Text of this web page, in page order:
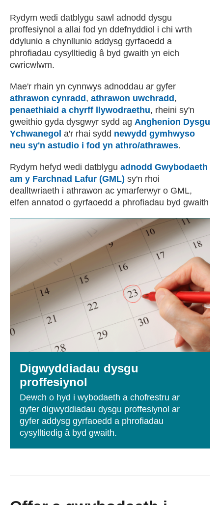
Rydym wedi datblygu sawl adnodd dysgu
proffesiynol a allai fod yn ddefnyddiol i chi wrth
ddylunio a chynllunio addysg gyrfaoedd a
phrofiadau cysylltiedig â byd gwaith yn eich
cwricwlwm.
Mae'r rhain yn cynnwys adnoddau ar gyfer
athrawon cynradd , athrawon uwchradd ,
penaethiaid a chyrff llywodraethu, rheini sy'n
gweithio gyda dysgwyr sydd ag Anghenion Dysgu
Ychwanegol a'r rhai sydd newydd gymhwyso
neu sy'n astudio i fod yn athro/athrawes.
Rydym hefyd wedi datblygu adnodd Gwybodaeth
am y Farchnad Lafur (GML) sy'n rhoi
dealltwriaeth i athrawon ac ymarferwyr o GML,
elfen annatod o gyrfaoedd a phrofiadau byd gwaith
Digwyddiadau dysgu
proffesiynol
Dewch o hyd i wybodaeth a chofrestru ar
gyfer digwyddiadau dysgu proffesiynol ar
gyfer addysg gyrfaoedd a phrofiadau
cysylltiedig â byd gwaith.